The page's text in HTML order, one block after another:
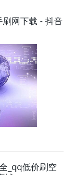
网下载 - 抖音
_qq低价刷空